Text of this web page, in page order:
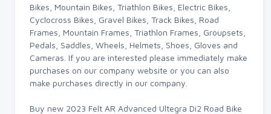
Bikes, Mountain Bikes, Triathlon Bikes, Electric Bikes,
Cyclocross Bikes, Gravel Bikes, Track Bikes, Road
Frames, Mountain Frames, Triathlon Frames, Groupsets,
Pedals, Saddles, Wheels, Helmets, Shoes, Gloves and
Cameras. If you are interested please immediately make
purchases on our company website or you can also
make purchases directly in our company.
Buy new 2023 Felt AR Advanced Ultegra Di2 Road Bike